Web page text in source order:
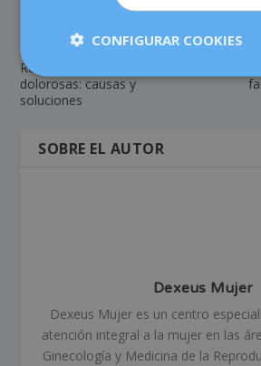
Relaciones sexuales
dolorosas: causas y
soluciones
SOBRE EL AUTOR
Dexeus Mujer
Dexeus Mujer es un centro
atención integral a la mujer en las
Ginecología y Medicina de la
CONFIGURAR COOKIES